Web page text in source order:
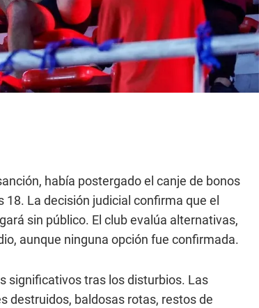
había postergado el canje de bonos
La decisión judicial confirma que el
sin público. El club evalúa alternativas,
aunque ninguna opción fue confirmada.
significativos tras los disturbios. Las
destruidos, baldosas rotas, restos de